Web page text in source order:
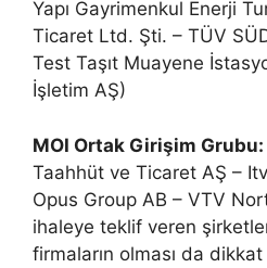
Yapı Gayrimenkul Enerji
Ticaret Ltd. Şti. – TÜV
Test Taşıt Muayene
İşletim AŞ)
MOI Ortak Girişim Grubu:
Taahhüt ve Ticaret AŞ –
Opus Group AB – VTV
ihaleye teklif veren
firmaların olması da